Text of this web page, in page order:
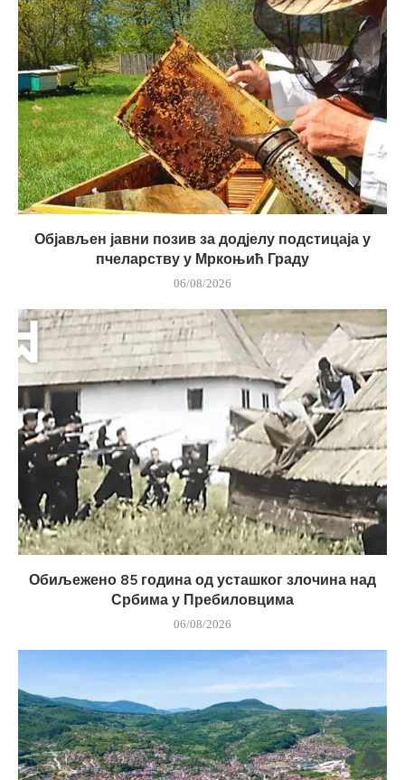
Објављен јавни позив за додјелу подстицаја у
пчеларству у Мркоњић Граду
06/08/2026
Обиљежено 85 година од усташког злочина над
Србима у Пребиловцима
06/08/2026